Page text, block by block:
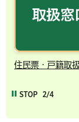
STOP 3/4